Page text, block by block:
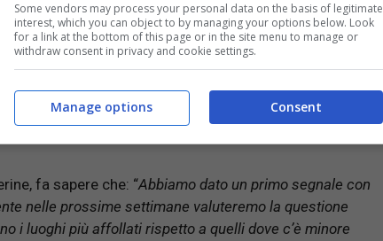
Ecco cosa si vocifera sarà vero?
fa sapere che: “Abbiamo dato un primo segnale con
nelle prossime settimane valuteremo la questione
i luoghi più affollati rispetto a quelli dove c’è minore
Some vendors may process your personal data on the basis of legitimate
interest, which you can object to by managing your options below. Look
for a link at the bottom of this page or in the site menu to manage or
withdraw consent in privacy and cookie settings.
Consent
Manage options